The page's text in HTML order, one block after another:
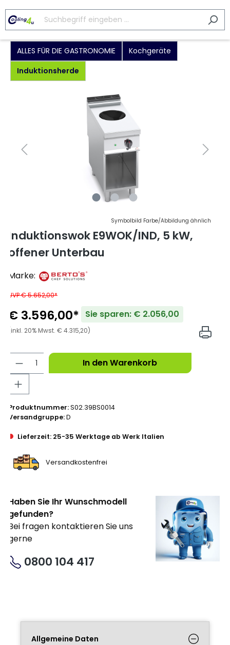
ALLES FÜR DIE GASTRONOMIE
Kochgeräte
Induktionsherde
Symbolbild Farbe/Abbildung ähnlich
Induktionswok E9WOK/IND, 5 kW,
offener Unterbau
Marke:
UVP € 5.652,00*
€ 3.596,00* Sie sparen: € 2.056,00
(inkl. 20% Mwst. € 4.315,20)
In den Warenkorb
Produktnummer:S02.39BS0014
Versandgruppe:D
Lieferzeit: 25-35 Werktage ab Werk Italien
Versandkostenfrei
Haben Sie Ihr Wunschmodell
gefunden?
Bei fragen kontaktieren Sie uns
gerne
0800 104 417
Allgemeine Daten